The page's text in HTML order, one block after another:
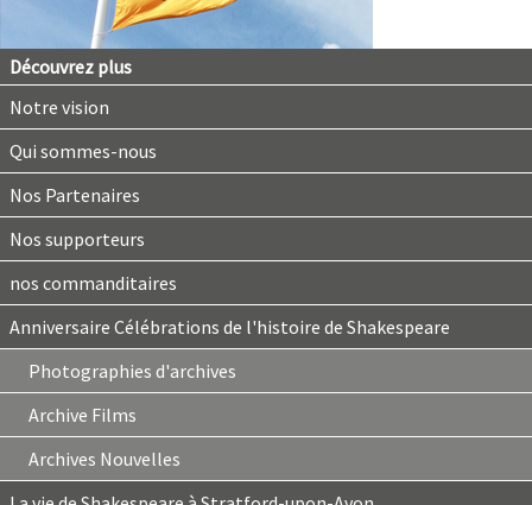
Découvrez plus
Notre vision
Qui sommes-nous
Nos Partenaires
Nos supporteurs
nos commanditaires
Anniversaire Célébrations de l'histoire de Shakespeare
Photographies d'archives
Archive Films
Archives Nouvelles